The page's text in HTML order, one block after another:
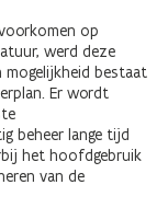
op
werd deze
bestaat
Er wordt
beheer lange tijd
het hoofdgebruik
van de